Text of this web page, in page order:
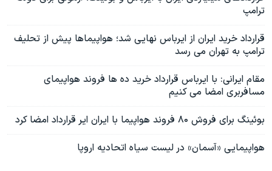
ترامپ
قرارداد خرید ایران از ایرباس نهایی شد؛ هواپیماها پیش از تحلیف
ترامپ به تهران می رسد
مقام ایرانی: با ایرباس قرارداد خرید ده ها فروند هواپیمای
مسافربری امضا می کنیم
بوئینگ برای فروش ۸۰ فروند هواپیما با ایران ایر قرارداد امضا کرد
هواپیمایی «آسمان» در لیست سیاه اتحادیه اروپا